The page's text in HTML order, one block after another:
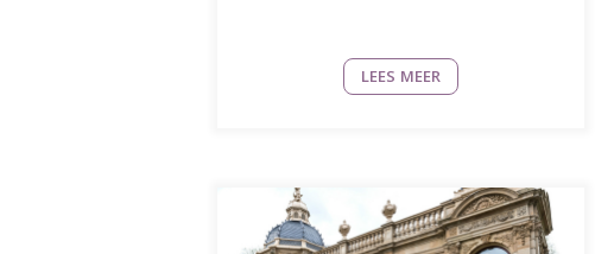
LEES MEER